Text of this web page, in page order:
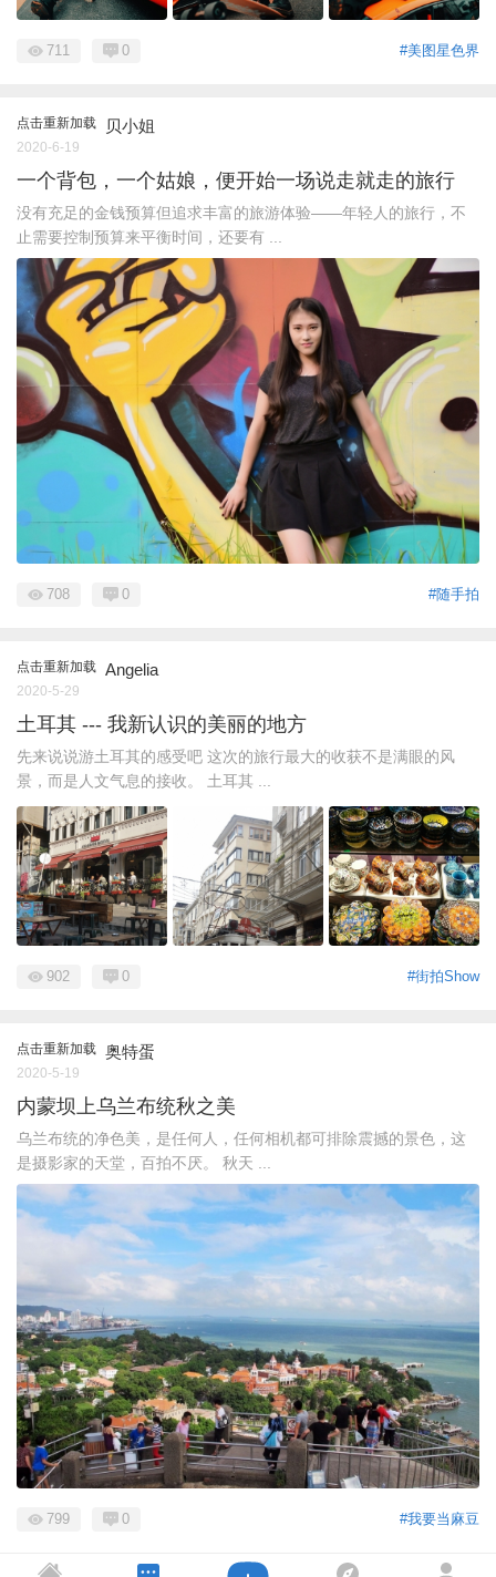
#美图星色界
711 0
点击重新加载 贝小姐
2020-6-19
一个背包，一个姑娘，便开始一场说走就走的旅行
没有充足的金钱预算但追求丰富的旅游体验——年轻人的旅行，不
止需要控制预算来平衡时间，还要有 ...
#随手拍
708 0
点击重新加载 Angelia
2020-5-29
土耳其 --- 我新认识的美丽的地方
先来说说游土耳其的感受吧 这次的旅行最大的收获不是满眼的风
景，而是人文气息的接收。 土耳其 ...
#街拍Show
902 0
点击重新加载 奥特蛋
2020-5-19
内蒙坝上乌兰布统秋之美
乌兰布统的净色美，是任何人，任何相机都可排除震撼的景色，这
是摄影家的天堂，百拍不厌。 秋天 ...
#我要当麻豆
799 0